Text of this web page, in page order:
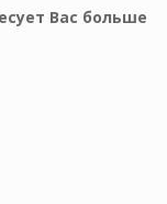
Вас больше